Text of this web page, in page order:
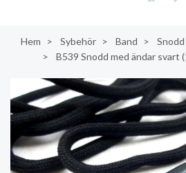
Hem Sybehör Band Snodd
B539 Snodd med ändar svart